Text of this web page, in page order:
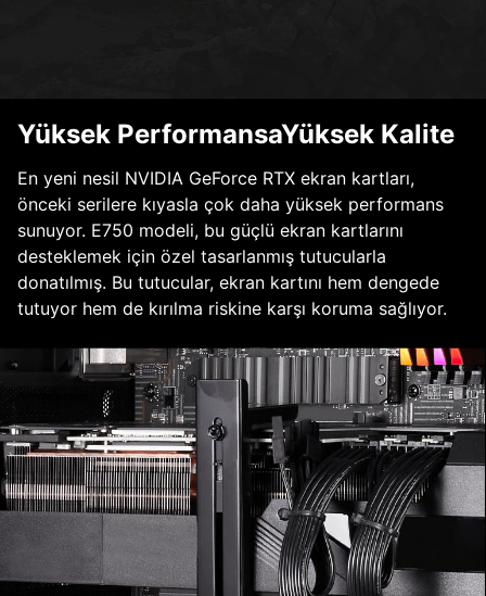
Yüksek PerformansaYüksek Kalite
En yeni nesil NVIDIA GeForce RTX ekran kartları,
önceki serilere kıyasla çok daha yüksek performans
sunuyor. E750 modeli, bu güçlü ekran kartlarını
desteklemek için özel tasarlanmış tutucularla
donatılmış. Bu tutucular, ekran kartını hem dengede
tutuyor hem de kırılma riskine karşı koruma sağlıyor.